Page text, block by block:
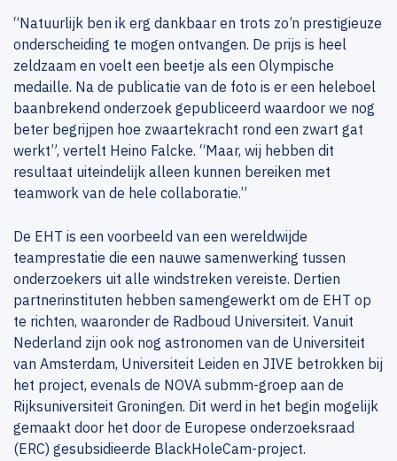
“Natuurlijk ben ik erg dankbaar en trots zo’n prestigieuze
onderscheiding te mogen ontvangen. De prijs is heel
zeldzaam en voelt een beetje als een Olympische
medaille. Na de publicatie van de foto is er een heleboel
baanbrekend onderzoek gepubliceerd waardoor we nog
beter begrijpen hoe zwaartekracht rond een zwart gat
werkt”, vertelt Heino Falcke. “Maar, wij hebben dit
resultaat uiteindelijk alleen kunnen bereiken met
teamwork van de hele collaboratie.”
De EHT is een voorbeeld van een wereldwijde
teamprestatie die een nauwe samenwerking tussen
onderzoekers uit alle windstreken vereiste. Dertien
partnerinstituten hebben samengewerkt om de EHT op
te richten, waaronder de Radboud Universiteit. Vanuit
Nederland zijn ook nog astronomen van de Universiteit
van Amsterdam, Universiteit Leiden en JIVE betrokken bij
het project, evenals de NOVA submm-groep aan de
Rijksuniversiteit Groningen. Dit werd in het begin mogelijk
gemaakt door het door de Europese onderzoeksraad
(ERC) gesubsidieerde BlackHoleCam-project.